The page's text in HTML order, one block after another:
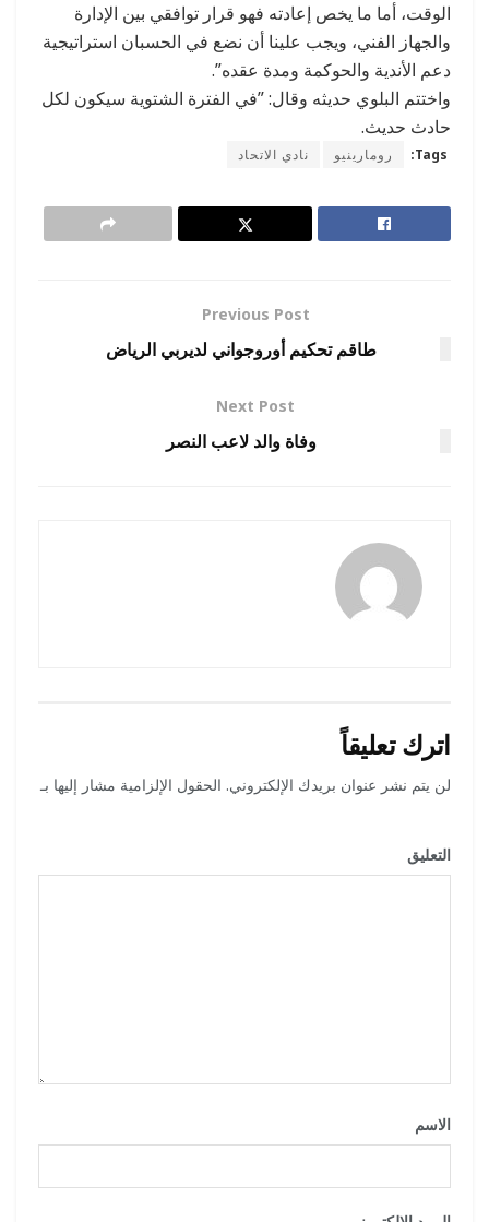
الوقت، أما ما يخص إعادته فهو قرار توافقي بين الإدارة
والجهاز الفني، ويجب علينا أن نضع في الحسبان استراتيجية
دعم الأندية والحوكمة ومدة عقده”.
واختتم البلوي حديثه وقال: ”في الفترة الشتوية سيكون لكل
حادث حديث.
Tags: رومارينيو نادي الاتحاد
Previous Post
طاقم تحكيم أوروجواني لديربي الرياض
Next Post
وفاة والد لاعب النصر
اترك تعليقاً
لن يتم نشر عنوان بريدك الإلكتروني. الحقول الإلزامية مشار إليها بـ
التعليق
الاسم